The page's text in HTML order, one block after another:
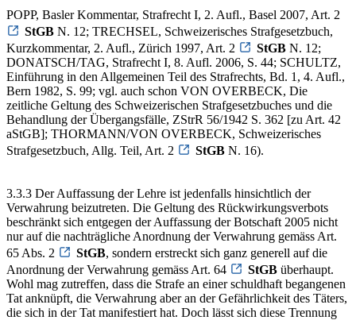
POPP, Basler Kommentar, Strafrecht I, 2. Aufl., Basel 2007, Art. 2
StGB N. 12; TRECHSEL, Schweizerisches Strafgesetzbuch,
Kurzkommentar, 2. Aufl., Zürich 1997, Art. 2
StGB N. 12;
DONATSCH/TAG, Strafrecht I, 8. Aufl. 2006, S. 44; SCHULTZ,
Einführung in den Allgemeinen Teil des Strafrechts, Bd. 1, 4. Aufl.,
Bern 1982, S. 99; vgl. auch schon VON OVERBECK, Die
zeitliche Geltung des Schweizerischen Strafgesetzbuches und die
Behandlung der Übergangsfälle, ZStrR 56/1942 S. 362 [zu Art. 42
aStGB]; THORMANN/VON OVERBECK, Schweizerisches
Strafgesetzbuch, Allg. Teil, Art. 2
StGB N. 16).
3.3.3 Der Auffassung der Lehre ist jedenfalls hinsichtlich der
Verwahrung beizutreten. Die Geltung des Rückwirkungsverbots
beschränkt sich entgegen der Auffassung der Botschaft 2005 nicht
nur auf die nachträgliche Anordnung der Verwahrung gemäss Art.
65 Abs. 2
StGB, sondern erstreckt sich ganz generell auf die
Anordnung der Verwahrung gemäss Art. 64
StGB überhaupt.
Wohl mag zutreffen, dass die Strafe an einer schuldhaft begangenen
Tat anknüpft, die Verwahrung aber an der Gefährlichkeit des Täters,
die sich in der Tat manifestiert hat. Doch lässt sich diese Trennung